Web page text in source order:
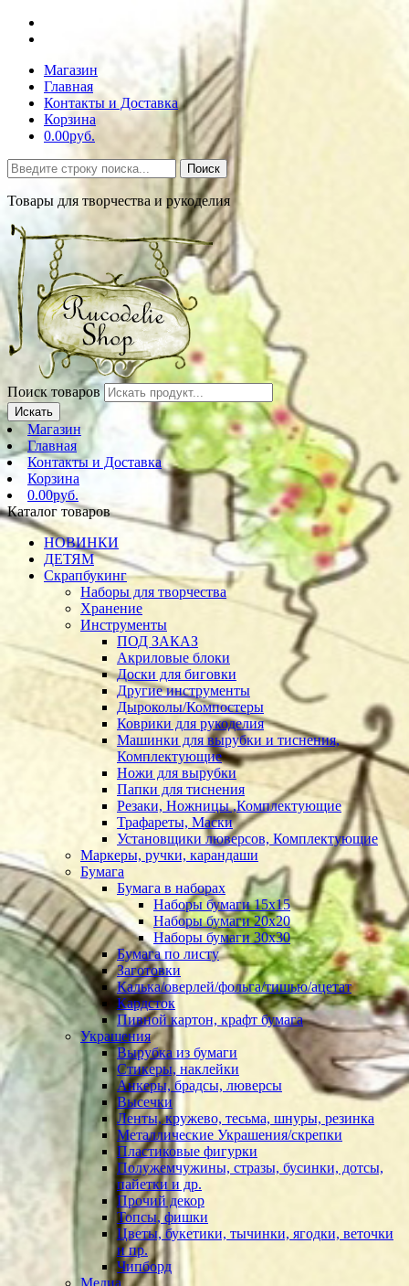
Магазин
Главная
Контакты и Доставка
Корзина
0.00руб.
Поиск
Товары для творчества и рукоделия
Поиск товаров
Искать
Магазин
Главная
Контакты и Доставка
Корзина
0.00руб.
Каталог товаров
НОВИНКИ
ДЕТЯМ
Скрапбукинг
Наборы для творчества
Хранение
Инструменты
ПОД ЗАКАЗ
Акриловые блоки
Доски для биговки
Другие инструменты
Дыроколы/Компостеры
Коврики для рукоделия
Машинки для вырубки и тиснения,
Комплектующие
Ножи для вырубки
Папки для тиснения
Резаки, Ножницы ,Комплектующие
Трафареты, Маски
Установщики люверсов, Комплектующие
Маркеры, ручки, карандаши
Бумага
Бумага в наборах
Наборы бумаги 15х15
Наборы бумаги 20х20
Наборы бумаги 30х30
Бумага по листу
Заготовки
Калька/оверлей/фольга/тишью/ацетат
Кардсток
Пивной картон, крафт бумага
Украшения
Вырубка из бумаги
Стикеры, наклейки
Анкеры, брадсы, люверсы
Высечки
Ленты, кружево, тесьма, шнуры, резинка
Металлические Украшения/скрепки
Пластиковые фигурки
Полужемчужины, стразы, бусинки, дотсы,
пайетки и др.
Прочий декор
Топсы, фишки
Цветы, букетики, тычинки, ягодки, веточки
и пр.
Чипборд
Медиа